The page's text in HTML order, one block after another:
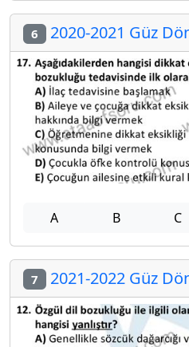
6 2020-2021 Güz
A B C
7 2021-2022 Güz